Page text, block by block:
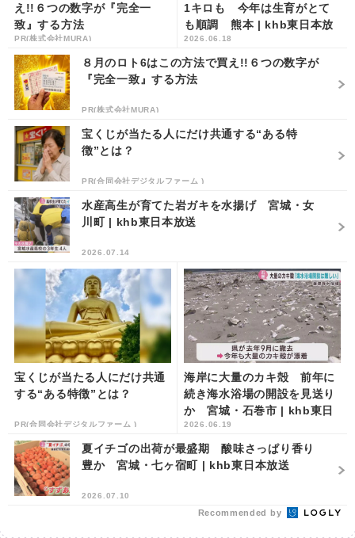
え!!６つの数字が『完全一
致』する方法
PR(株式会社MURA)
1キロも 今年は生育がとて
も順調 熊本 | khb東日本放
送
2026.06.18
８月のロト6はこの方法で買え!!６つの数字が
『完全一致』する方法
PR(株式会社MURA)
宝くじが当たる人にだけ共通する“ある特
徴”とは？
PR(合同会社デジタルファーム )
水産高生が育てた岩ガキを水揚げ 宮城・女
川町 | khb東日本放送
2026.07.14
宝くじが当たる人にだけ共通
する“ある特徴”とは？
PR(合同会社デジタルファーム )
海岸に大量のカキ殻 前年に
続き海水浴場の開設を見送り
か 宮城・石巻市 | khb東日
本放送
2026.06.19
夏イチゴの出荷が最盛期 酸味さっぱり香り
豊か 宮城・七ヶ宿町 | khb東日本放送
2026.07.10
Recommended by